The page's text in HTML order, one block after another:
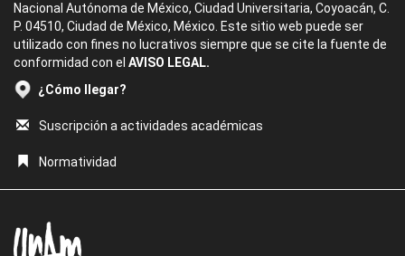
Nacional Autónoma de México, Ciudad Universitaria, Coyoacán, C.
P. 04510, Ciudad de México, México. Este sitio web puede ser
utilizado con fines no lucrativos siempre que se cite la fuente de
conformidad con el AVISO LEGAL.
¿Cómo llegar?
Suscripción a actividades académicas
Normatividad